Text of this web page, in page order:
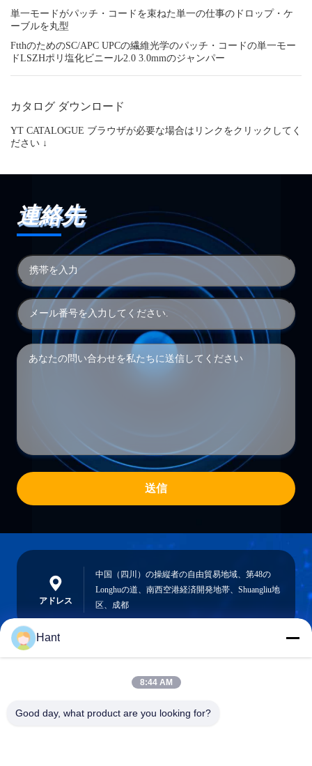
単一モードがパッチ・コードを束ねた単一の仕事のドロップ・ケ
ーブルを丸型
FtthのためのSC/APC UPCの繊維光学のパッチ・コードの単一モー
ドLSZHポリ塩化ビニール2.0 3.0mmのジャンパー
カタログ ダウンロード
YT CATALOGUE ブラウザが必要な場合はリンクをクリックしてく
ださい ↓
連絡先
送信
アドレス
中国（四川）の操縦者の自由貿易地域、第48の
Longhuの道、南西空港経済開発地帯、Shuangliu地
区、成都
Sales03@chinafibercable.com
Hant
8:44 AM
Good day, what product are you looking for?